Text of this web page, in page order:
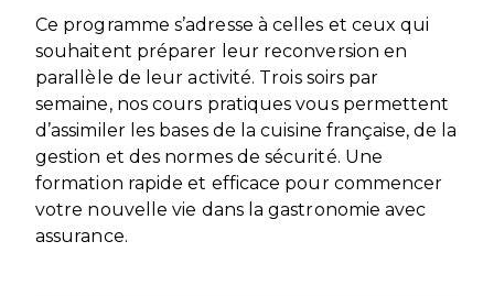
Ce programme s’adresse à celles et ceux qui
souhaitent préparer leur reconversion en
parallèle de leur activité. Trois soirs par
semaine, nos cours pratiques vous permettent
d’assimiler les bases de la cuisine française, de la
gestion et des normes de sécurité. Une
formation rapide et efficace pour commencer
votre nouvelle vie dans la gastronomie avec
assurance.